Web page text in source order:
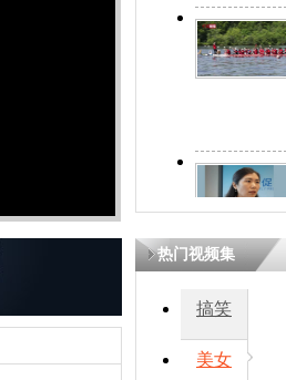
热门视频集
搞笑
美女